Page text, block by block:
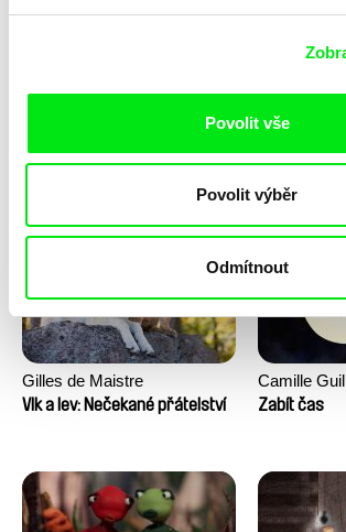
Povolit vše
Povolit výběr
Odmítnout
Armelle
Gilles de Maistre
Vlk a lev: Nečekané přátelství
Camille
Hagdahl
Valentine
Zabít čas